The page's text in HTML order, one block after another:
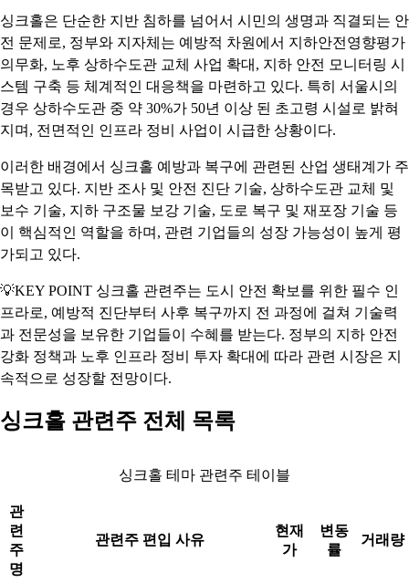
싱크홀은 단순한 지반 침하를 넘어서 시민의 생명과 직결되는 안
전 문제로, 정부와 지자체는 예방적 차원에서 지하안전영향평가
의무화, 노후 상하수도관 교체 사업 확대, 지하 안전 모니터링 시
스템 구축 등 체계적인 대응책을 마련하고 있다. 특히 서울시의
경우 상하수도관 중 약 30%가 50년 이상 된 초고령 시설로 밝혀
지며, 전면적인 인프라 정비 사업이 시급한 상황이다.
이러한 배경에서 싱크홀 예방과 복구에 관련된 산업 생태계가 주
목받고 있다. 지반 조사 및 안전 진단 기술, 상하수도관 교체 및
보수 기술, 지하 구조물 보강 기술, 도로 복구 및 재포장 기술 등
이 핵심적인 역할을 하며, 관련 기업들의 성장 가능성이 높게 평
가되고 있다.
💡KEY POINT 싱크홀 관련주는 도시 안전 확보를 위한 필수 인
프라로, 예방적 진단부터 사후 복구까지 전 과정에 걸쳐 기술력
과 전문성을 보유한 기업들이 수혜를 받는다. 정부의 지하 안전
강화 정책과 노후 인프라 정비 투자 확대에 따라 관련 시장은 지
속적으로 성장할 전망이다.
싱크홀 관련주 전체 목록
싱크홀 테마 관련주 테이블
관
련
주
명
관련주 편입 사유
현재
가
변동
률
거래량